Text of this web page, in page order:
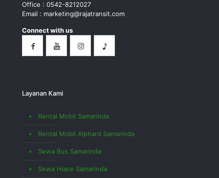
Office : 0542-8212027
Email : marketing@rajatransit.com
Connect with us
Layanan Kami
Rental Mobil Samarinda
Rental Mobil Alphard Samarinda
Sewa Bus Samarinda
Sewa Hiace Samarinda